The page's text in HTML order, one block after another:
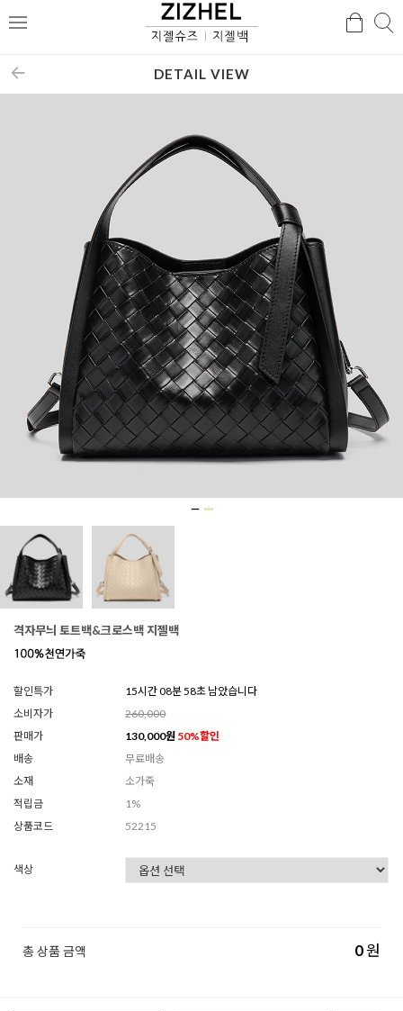
메
검
DETAIL VIEW
격자무늬 토트백&크로스백 지젤백
할인특가
15시간 08분 55초 남았습니다
소비자가
260,000
판매가
130,000원 50%할인
배송
무료배송
소재
소가죽
적립금
1%
상품코드
52215
색상
총 상품 금액 0원